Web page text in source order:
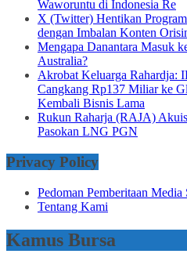
Waworuntu di Indonesia Re
X (Twitter) Hentikan
dengan Imbalan Konten
Mengapa Danantara Masuk
Australia?
Akrobat Keluarga Rahardja:
Cangkang Rp137 Miliar ke
Kembali Bisnis Lama
Rukun Raharja (RAJA)
Pasokan LNG PGN
Privacy Policy
Pedoman Pemberitaan Media
Tentang Kami
Kamus Bursa